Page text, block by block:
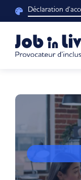
Passer
au
contenu
Déclaration
Notre groupe
Découvrir nos